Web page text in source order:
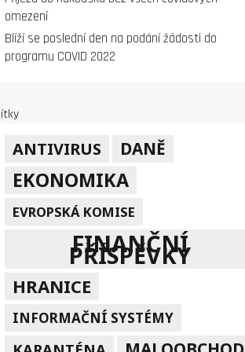
omezení
Blíží se poslední den na podání žádosti do
programu COVID 2022
ANTIVIRUS DANĚ
EKONOMIKA
EVROPSKÁ KOMISE
FINANČNÍ
PŘÍSPĚVKY
HRANICE
INFORMAČNÍ SYSTÉMY